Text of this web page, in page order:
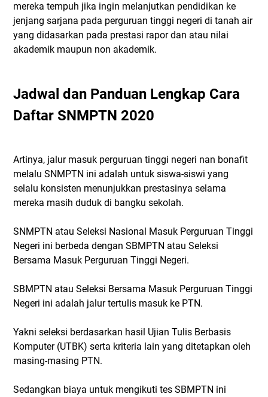
mereka tempuh jika ingin melanjutkan pendidikan ke
jenjang sarjana pada perguruan tinggi negeri di tanah air
yang didasarkan pada prestasi rapor dan atau nilai
akademik maupun non akademik.
Jadwal dan Panduan Lengkap Cara
Daftar SNMPTN 2020
Artinya, jalur masuk perguruan tinggi negeri nan bonafit
melalu SNMPTN ini adalah untuk siswa-siswi yang
selalu konsisten menunjukkan prestasinya selama
mereka masih duduk di bangku sekolah.
SNMPTN atau Seleksi Nasional Masuk Perguruan Tinggi
Negeri ini berbeda dengan SBMPTN atau Seleksi
Bersama Masuk Perguruan Tinggi Negeri.
SBMPTN atau Seleksi Bersama Masuk Perguruan Tinggi
Negeri ini adalah jalur tertulis masuk ke PTN.
Yakni seleksi berdasarkan hasil Ujian Tulis Berbasis
Komputer (UTBK) serta kriteria lain yang ditetapkan oleh
masing-masing PTN.
Sedangkan biaya untuk mengikuti tes SBMPTN ini